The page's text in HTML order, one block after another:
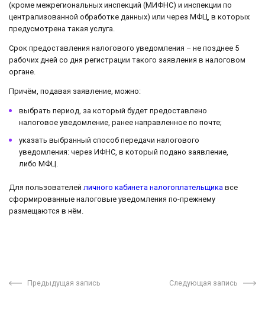
(кроме межрегиональных инспекций (МИФНС) и инспекции по
централизованной обработке данных) или через МФЦ, в которых
предусмотрена такая услуга.
Срок предоставления налогового уведомления – не позднее 5
рабочих дней со дня регистрации такого заявления в налоговом
органе.
Причём, подавая заявление, можно:
выбрать период, за который будет предоставлено
налоговое уведомление, ранее направленное по почте;
указать выбранный способ передачи налогового
уведомления: через ИФНС, в который подано заявление,
либо МФЦ.
Для пользователей личного кабинета налогоплательщика все
сформированные налоговые уведомления по-прежнему
размещаются в нём.
Предыдущая запись Следующая запись